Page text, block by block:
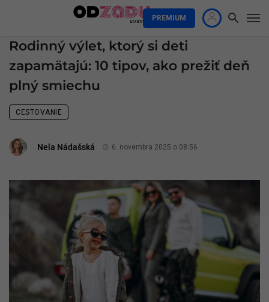
PREMIUM
Rodinný výlet, ktorý si deti
zapamätajú: 10 tipov, ako prežiť deň
plný smiechu
CESTOVANIE
Nela Nádašská 6. novembra 2025 o 08:56